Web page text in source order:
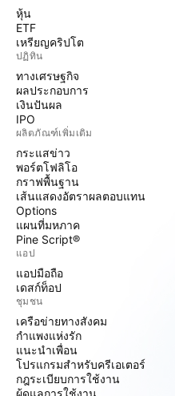
หุ้น
ETF
เหรียญคริปโต
ปฏิทิน
ทางเศรษฐกิจ
ผลประกอบการ
เงินปันผล
IPO
ผลิตภัณฑ์เพิ่มเติม
กระแสข่าว
พอร์ตโฟลิโอ
กราฟพื้นฐาน
เส้นแสดงอัตราผลตอบแทน
Options
แผนที่มหภาค
Pine Script®
แอป
แอปมือถือ
เดสก์ท็อป
ชุมชน
เครือข่ายทางสังคม
กำแพงแห่งรัก
แนะนำเพื่อน
โปรแกรมสำหรับครีเอเตอร์
กฎระเบียบการใช้งาน
ผู้ดูแลการใช้งาน